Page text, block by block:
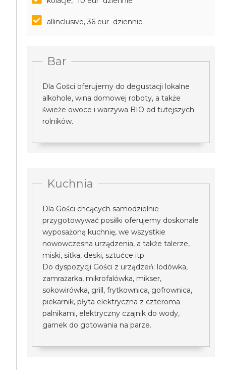
allinclusive, 36 eur dziennie
Bar
Dla Gości oferujemy do degustacji lokalne
alkohole, wina domowej roboty, a także
świeże owoce i warzywa BIO od tutejszych
rolników.
Kuchnia
Dla Gości chcących samodzielnie
przygotowywać posiłki oferujemy doskonale
wyposażoną kuchnię, we wszystkie
nowowczesna urządzenia, a także talerze,
miski, sitka, deski, sztućce itp.
Do dyspozycji Gości z urządzeń: lodówka,
zamrażarka, mikrofalówka, mikser,
sokowirówka, grill, frytkownica, gofrownica,
piekarnik, płyta elektryczna z czteroma
palnikami, elektryczny czajnik do wody,
garnek do gotowania na parze.